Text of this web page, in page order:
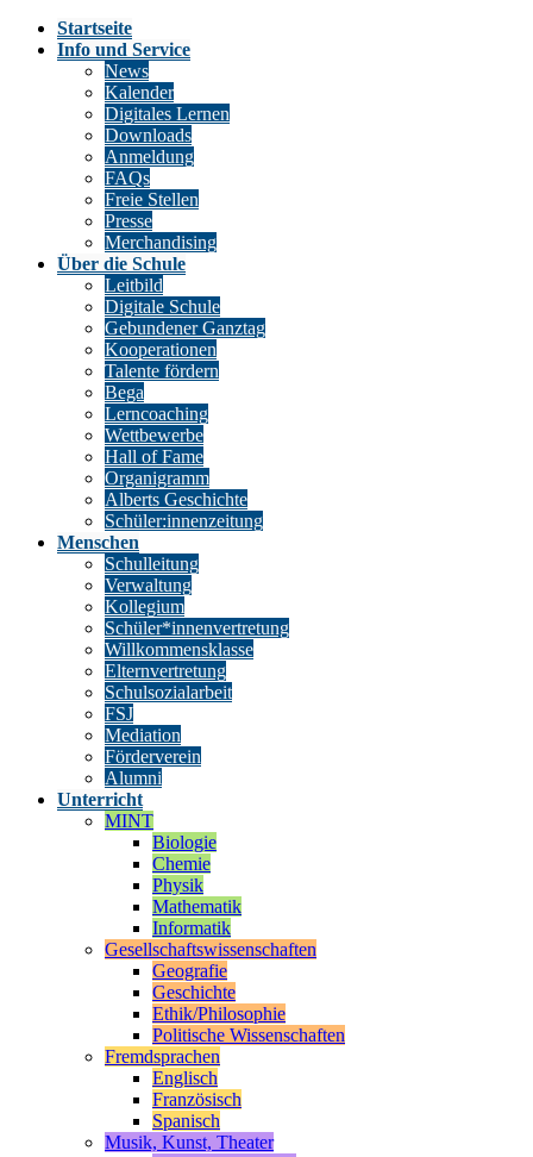
Startseite
Info und Service
News
Kalender
Digitales Lernen
Downloads
Anmeldung
FAQs
Freie Stellen
Presse
Merchandising
Über die Schule
Leitbild
Digitale Schule
Gebundener Ganztag
Kooperationen
Talente fördern
Bega
Lerncoaching
Wettbewerbe
Hall of Fame
Organigramm
Alberts Geschichte
Schüler:innenzeitung
Menschen
Schulleitung
Verwaltung
Kollegium
Schüler*innenvertretung
Willkommensklasse
Elternvertretung
Schulsozialarbeit
FSJ
Mediation
Förderverein
Alumni
Unterricht
MINT
Biologie
Chemie
Physik
Mathematik
Informatik
Gesellschaftswissenschaften
Geografie
Geschichte
Ethik/Philosophie
Politische Wissenschaften
Fremdsprachen
Englisch
Französisch
Spanisch
Musik, Kunst, Theater